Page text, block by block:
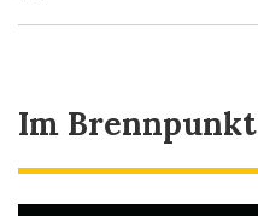
Im Brennpunkt